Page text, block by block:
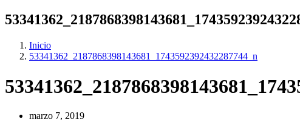
Inicio
53341362_2187868398143681_1743592392432287744_n
marzo 7, 2019